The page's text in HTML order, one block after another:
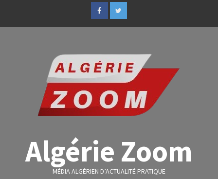
Algérie Zoom
MÉDIA ALGÉRIEN D’ACTUALITÉ PRATIQUE